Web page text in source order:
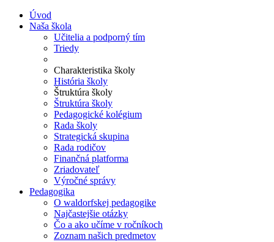
Úvod
Naša škola
Učitelia a podporný tím
Triedy
Charakteristika školy
História školy
Štruktúra školy
Štruktúra školy
Pedagogické kolégium
Rada školy
Strategická skupina
Rada rodičov
Finančná platforma
Zriadovateľ
Výročné správy
Pedagogika
O waldorfskej pedagogike
Najčastejšie otázky
Čo a ako učíme v ročníkoch
Zoznam našich predmetov